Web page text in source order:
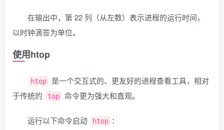
在输出中，第 22 列（从左数）表示进程的运行时间，
以时钟滴答为单位。
使用htop
htop
是一个交互式的、更友好的进程查看工具，相对
于传统的
top 命令更为强大和直观。
运行以下命令启动 htop ：